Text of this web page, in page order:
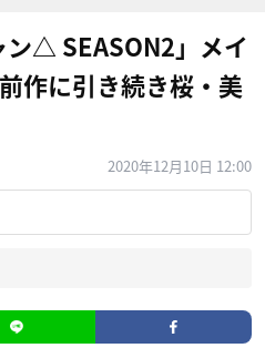
ン△ SEASON2」メイ
作に引き続き桜・美
2020年12月10日 12:00